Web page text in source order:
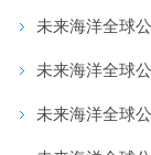
未来海洋全球
未来海洋全球
未来海洋全球